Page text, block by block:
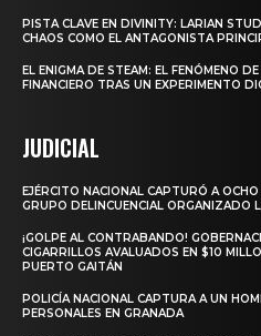
PISTA CLAVE EN DIVINITY: LARIAN
CHAOS COMO EL ANTAGONISTA
EL ENIGMA DE STEAM: EL FENÓMENO
FINANCIERO TRAS UN EXPERIMENTO
JUDICIAL
EJÉRCITO NACIONAL CAPTURÓ A
GRUPO DELINCUENCIAL ORGANIZADO
¡GOLPE AL CONTRABANDO!
CIGARRILLOS AVALUADOS EN $10
PUERTO GAITÁN
POLICÍA NACIONAL CAPTURA A UN
PERSONALES EN GRANADA